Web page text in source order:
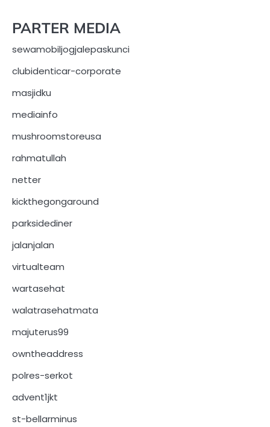
PARTER MEDIA
sewamobiljogjalepaskunci
clubidenticar-corporate
masjidku
mediainfo
mushroomstoreusa
rahmatullah
netter
kickthegongaround
parksidediner
jalanjalan
virtualteam
wartasehat
walatrasehatmata
majuterus99
owntheaddress
polres-serkot
advent1jkt
st-bellarminus